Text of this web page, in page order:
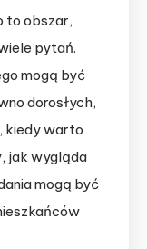
to obszar,
pytań.
mogą być
dorosłych,
kiedy warto
jak wygląda
mogą być